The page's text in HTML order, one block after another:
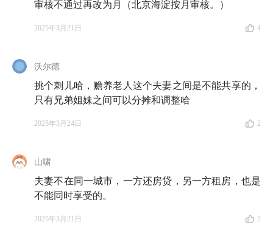
审核不通过再改为月（北京海淀按月审核。）
2025年3月21日 4
沃尔德
挑个刺儿哈，赡养老人这个夫妻之间是不能共享的，
只有兄弟姐妹之间可以分摊和调整哈
2025年3月24日 2
山啸
夫妻不在同一城市，一方还房贷，另一方租房，也是
不能同时享受的。
2025年3月21日 2